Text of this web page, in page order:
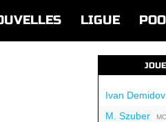
LIGUE
Ivan Demidov
M. Szuber